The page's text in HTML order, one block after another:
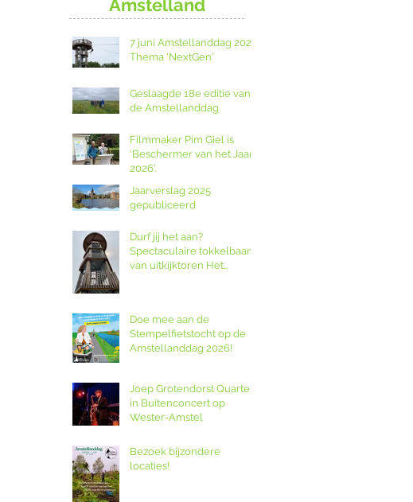
Amstelland
7 juni Amstellanddag 2026:
Thema 'NextGen'
Geslaagde 18e editie van
de Amstellanddag
Filmmaker Pim Giel is
‘Beschermer van het Jaar
2026’.
Jaarverslag 2025
gepubliceerd
Durf jij het aan?
Spectaculaire tokkelbaan
van uitkijktoren Het
Doe mee aan de
Stempelfietstocht op de
Amstellanddag 2026!
Joep Grotendorst Quartet
in Buitenconcert op
Wester-Amstel
Bezoek bijzondere
locaties!